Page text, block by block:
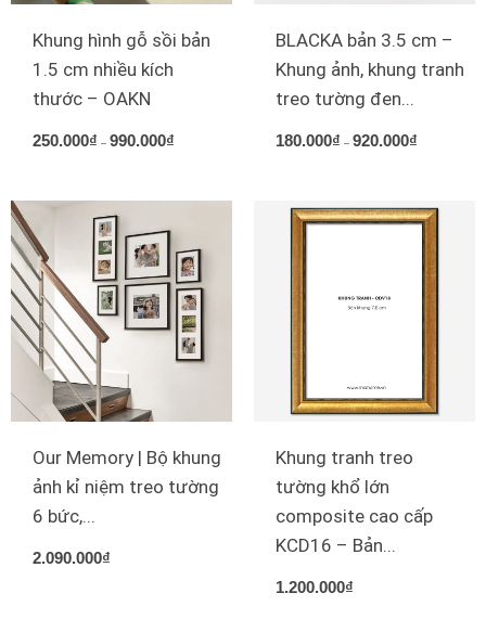
Tranh treo tường
ƯU ĐÃI
Ưu đãi tranh in
Ưu đãi tranh sơn dầu
Ưu đãi tranh sơn mài
Vận Chuyển Giao Nhận
VIDEO
Khung hình gỗ sồi bản
1.5 cm nhiều kích
thước – OAKN
250.000₫ – 990.000₫
990.000₫
BLACKA bản 3.5 cm –
Khung ảnh, khung tranh
treo tường đen...
180.000₫ – 920.000₫
180.000₫
đến
920.000₫
Our Memory | Bộ khung
ảnh kỉ niệm treo tường
6 bức,...
2.090.000₫
Khung tranh treo
tường khổ lớn
composite cao cấp
KCD16 – Bản...
1.200.000₫